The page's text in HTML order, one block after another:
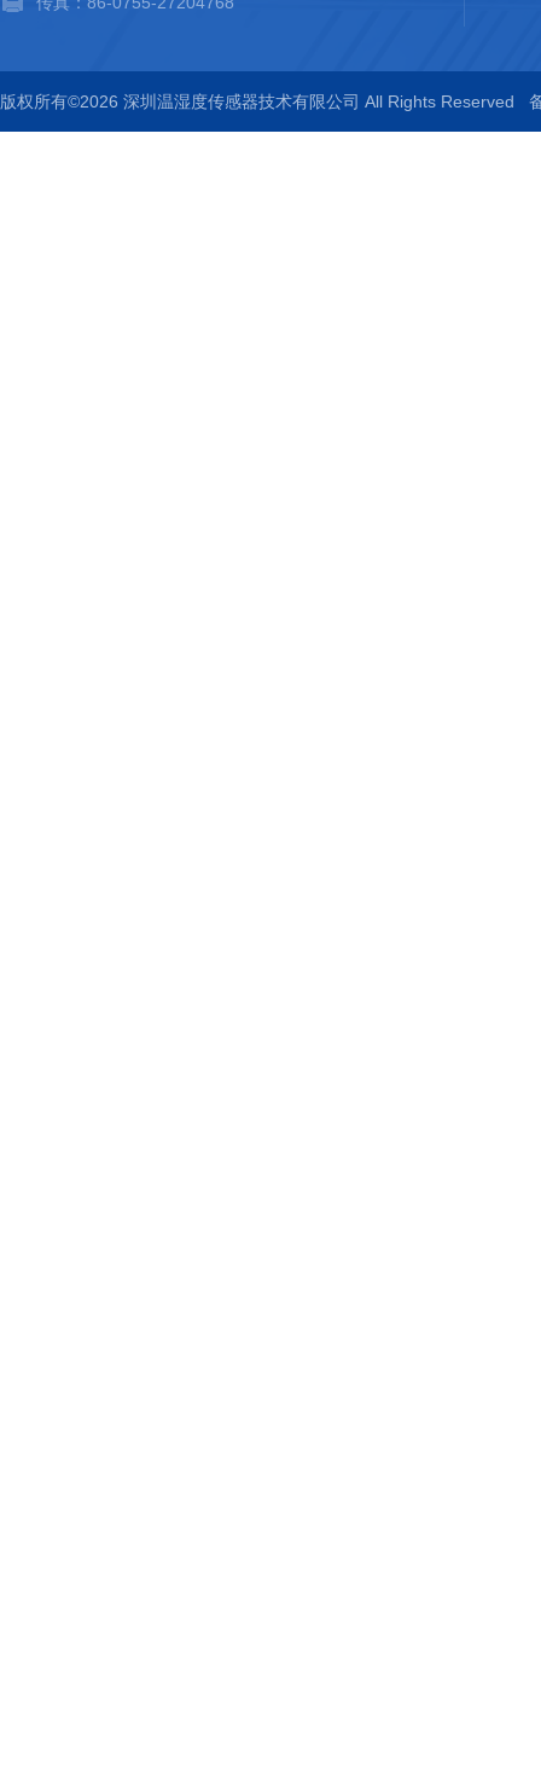
版权所有©2026 深圳温湿度传感器技术有限公司 All Rights Reserved